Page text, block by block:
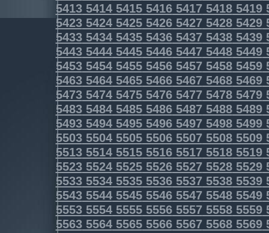
5413541454155416541754185419
5423542454255426542754285429
5433543454355436543754385439
5443544454455446544754485449
5453545454555456545754585459
5463546454655466546754685469
5473547454755476547754785479
5483548454855486548754885489
5493549454955496549754985499
5503550455055506550755085509
5513551455155516551755185519
5523552455255526552755285529
5533553455355536553755385539
5543554455455546554755485549
5553555455555556555755585559
5563556455655566556755685569